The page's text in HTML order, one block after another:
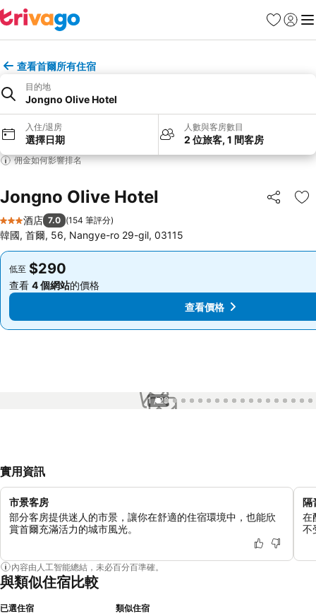
收藏夾
登入 選
查看首爾所有住宿
目的地
Jongno Olive Hotel
入住/退房
選擇日期
人數與客房數目
2 位旅客, 1 間客房
佣金如何影響排名
Jongno Olive Hotel 分享
放
3 星級
酒店 7.0 (154 筆評分)
韓國, 首爾, 56, Nangye-ro 29-gil, 03115
低至 $290
查看 4 個網站的價格
低至 $290
查看 4 個網站的價格
查看價格
1 / 28
實用資訊
市景客房
部分客房提供迷人的市景，讓你在舒適的住宿環境中，也能欣
賞首爾充滿活力的城市風光。
隔
在
不
內容由人工智能總結，未必百分百準確。
與類似住宿比較
已選住宿 類似住宿